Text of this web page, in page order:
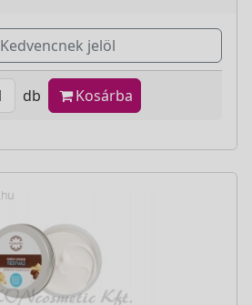
Kedvencnek jelöl
db Kosárba